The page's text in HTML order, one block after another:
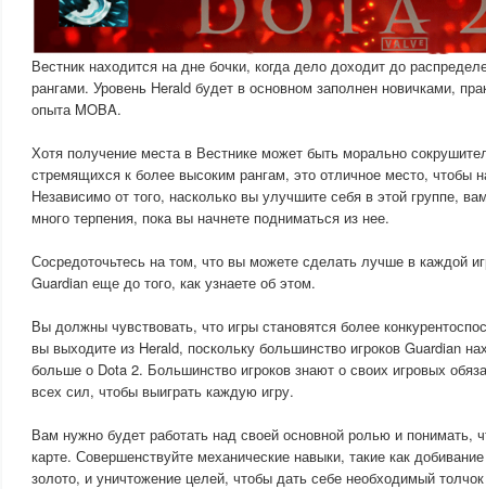
Вестник находится на дне бочки, когда дело доходит до
рангами. Уровень Herald будет в основном заполнен новичками,
опыта MOBA.
Хотя получение места в Вестнике может быть морально
стремящихся к более высоким рангам, это отличное место, чтобы
Независимо от того, насколько вы улучшите себя в этой группе,
много терпения, пока вы начнете подниматься из нее.
Сосредоточьтесь на том, что вы можете сделать лучше в каждой
Guardian еще до того, как узнаете об этом.
Вы должны чувствовать, что игры становятся более
вы выходите из Herald, поскольку большинство игроков Guardian
больше о Dota 2. Большинство игроков знают о своих игровых
всех сил, чтобы выиграть каждую игру.
Вам нужно будет работать над своей основной ролью и понимать,
карте. Совершенствуйте механические навыки, такие как
золото, и уничтожение целей, чтобы дать себе необходимый